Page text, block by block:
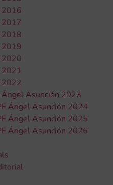
2016
2017
2018
2019
2020
2021
2022
Asunción 2023
Ángel Asunción 2024
Ángel Asunción 2025
Ángel Asunción 2026